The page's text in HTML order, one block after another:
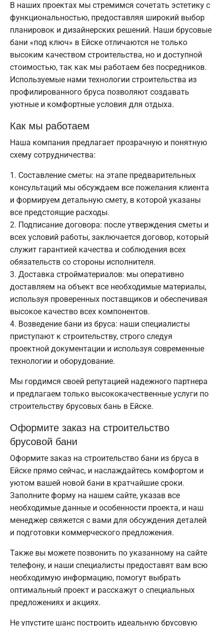
В наших проектах мы стремимся сочетать эстетику с
функциональностью, предоставляя широкий выбор
планировок и дизайнерских решений. Наши брусовые
бани «под ключ» в Ейске отличаются не только
высоким качеством строительства, но и доступной
стоимостью, так как мы работаем без посредников.
Используемые нами технологии строительства из
профилированного бруса позволяют создавать
уютные и комфортные условия для отдыха.
Как мы работаем
Наша компания предлагает прозрачную и понятную
схему сотрудничества:
Составление сметы: на этапе предварительных
консультаций мы обсуждаем все пожелания клиента
и формируем детальную смету, в которой указаны
все предстоящие расходы.
Подписание договора: после утверждения сметы и
всех условий работы, заключается договор, который
служит гарантией качества и соблюдения всех
обязательств со стороны исполнителя.
Доставка стройматериалов: мы оперативно
доставляем на объект все необходимые материалы,
используя проверенных поставщиков и обеспечивая
высокое качество всех компонентов.
Возведение бани из бруса: наши специалисты
приступают к строительству, строго следуя
проектной документации и используя современные
технологии и оборудование.
Мы гордимся своей репутацией надежного партнера
и предлагаем только высококачественные услуги по
строительству брусовых бань в Ейске.
Оформите заказ на строительство
брусовой бани
Оформите заказ на строительство бани из бруса в
Ейске прямо сейчас, и наслаждайтесь комфортом и
уютом вашей новой бани в кратчайшие сроки.
Заполните форму на нашем сайте, указав все
необходимые данные и особенности проекта, и наш
менеджер свяжется с вами для обсуждения деталей
и подготовки коммерческого предложения.
Также вы можете позвонить по указанному на сайте
телефону, и наши специалисты предоставят вам всю
необходимую информацию, помогут выбрать
оптимальный проект и расскажут о специальных
предложениях и акциях.
Не упустите шанс построить идеальную брусовую